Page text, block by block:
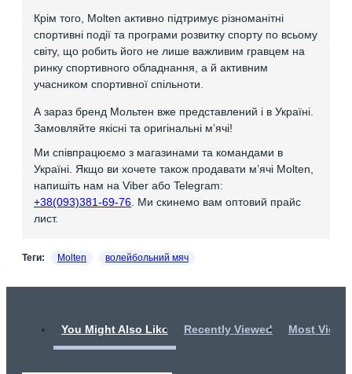
Крім того, Molten активно підтримує різноманітні
спортивні події та програми розвитку спорту по всьому
світу, що робить його не лише важливим гравцем на
ринку спортивного обладнання, а й активним
учасником спортивної спільноти.
А зараз бренд Мольтен вже представлений і в Україні.
Замовляйте якісні та оригінальні мʼячі!
Ми співпрацюємо з магазинами та командами в
Україні. Якщо ви хочете також продавати мʼячі Molten,
напишіть нам на Viber або Telegram:
+38(093)381-69-76. Ми скинемо вам оптовий прайс
лист.
Теги: Molten волейбольний мяч
You Might Also Like Recently Viewed Most